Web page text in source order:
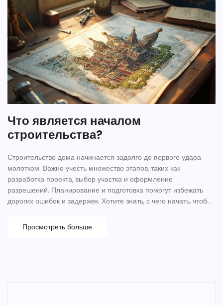
Что является началом
строительства?
Строительство дома начинается задолго до первого удара
молотком. Важно учесть множество этапов, таких как
разработка проекта, выбор участка и оформление
разрешений. Планирование и подготовка помогут избежать
дорогих ошибок и задержек. Хотите знать, с чего начать, чтобы
гайд по начальному этапу строительства.
Просмотреть больше